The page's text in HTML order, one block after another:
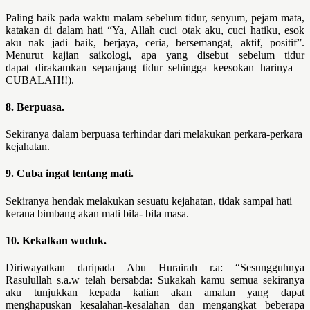
Paling baik pada waktu malam sebelum tidur, senyum, pejam mata,
katakan di dalam hati “Ya, Allah cuci otak aku,cuci hatiku, esok
aku nak jadi baik, berjaya, ceria, bersemangat, aktif, positif”.
Menurut kajian saikologi, apa yang disebut sebelum tidur
dapat dirakamkan sepanjang tidur sehingga keesokan harinya –
CUBALAH!!).
8. Berpuasa.
Sekiranya dalam berpuasa terhindar dari melakukan perkara-perkara
kejahatan.
9. Cuba ingat tentang mati.
Sekiranya hendak melakukan sesuatu kejahatan, tidak sampai hati
kerana bimbang akan mati bila- bila masa.
10. Kekalkan wuduk.
Diriwayatkan daripada Abu Hurairah r.a: “Sesungguhnya
Rasulullah s.a.w telah bersabda: Sukakah kamu semua sekiranya
aku tunjukkan kepada kalian akan amalan yang dapat
menghapuskan kesalahan-kesalahan dan mengangkat beberapa